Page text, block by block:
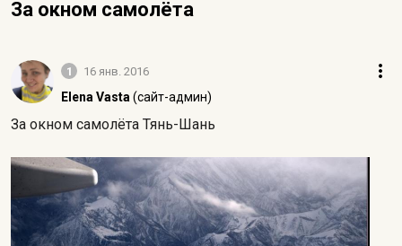
За окном самолёта
1 16 янв. 2016
Elena Vasta (сайт-админ)
За окном самолёта Тянь-Шань